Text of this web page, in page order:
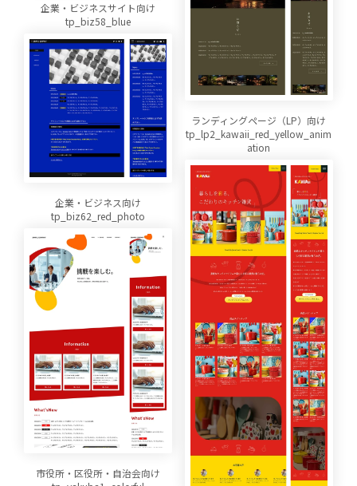
企業・ビジネスサイト向け
tp_biz58_blue
ランディングページ（LP）向け
tp_lp2_kawaii_red_yellow_anim
ation
企業・ビジネス向け
tp_biz62_red_photo
市役所・区役所・自治会向け